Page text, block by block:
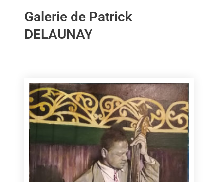
Galerie de Patrick
DELAUNAY